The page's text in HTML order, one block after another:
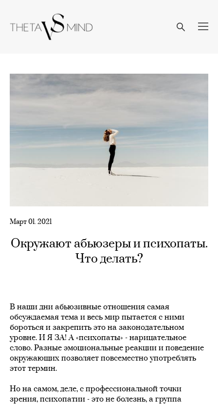
Март 01. 2021
Окружают абьюзеры и психопаты.
Что делать?
В наши дни абьюзивные отношения самая
обсуждаемая тема и весь мир пытается с ними
бороться и закрепить это на законодательном
уровне. И Я ЗА! А «психопаты» - нарицательное
слово. Разные эмоциональные реакции и поведение
окружающих позволяет повсеместно употреблять
этот термин.
Но на самом, деле, с профессиональной точки
зрения, психопатии - это не болезнь, а группа